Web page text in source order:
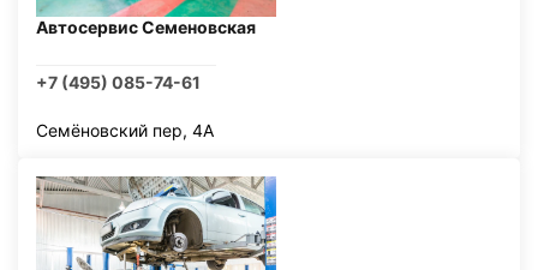
Автосервис Семеновская
+7 (495) 085-74-61
Семёновский пер, 4А